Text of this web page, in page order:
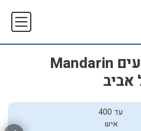
מנדרין אירועים Mandarin
עד 400
איש